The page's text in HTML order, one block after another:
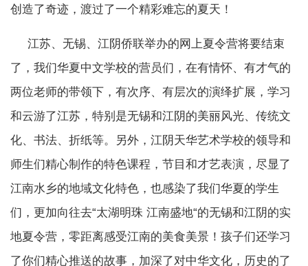
创造了奇迹，渡过了一个精彩难忘的夏天！
江苏、无锡、江阴侨联举办的网上夏令营将要结束
了，我们华夏中文学校的营员们，在有情怀、有才气的
两位老师的带领下，有次序、有层次的演绎扩展，学习
和云游了江苏，特别是无锡和江阴的美丽风光、传统文
化、书法、折纸等。另外，江阴天华艺术学校的领导和
师生们精心制作的特色课程，节目和才艺表演，尽显了
江南水乡的地域文化特色，也感染了我们华夏的学生
们，更加向往去“太湖明珠 江南盛地“的无锡和江阴的实
地夏令营，零距离感受江南的美食美景！孩子们还学习
了你们精心推送的故事，加深了对中华文化，历史的了